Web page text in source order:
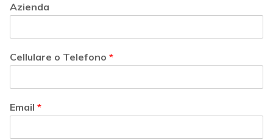
Azienda
Cellulare o Telefono *
Email *